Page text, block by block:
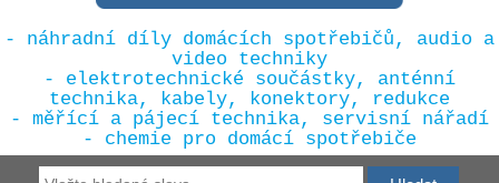
- náhradní díly domácích spotřebičů, audio a
video techniky
- elektrotechnické součástky, anténní
technika, kabely, konektory, redukce
- měřící a pájecí technika, servisní nářadí
- chemie pro domácí spotřebiče